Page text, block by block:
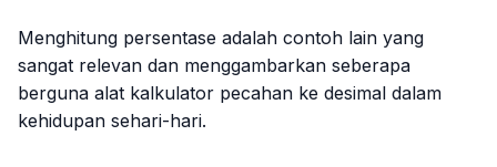
Menghitung persentase adalah contoh lain yang
sangat relevan dan menggambarkan seberapa
berguna alat kalkulator pecahan ke desimal dalam
kehidupan sehari-hari.